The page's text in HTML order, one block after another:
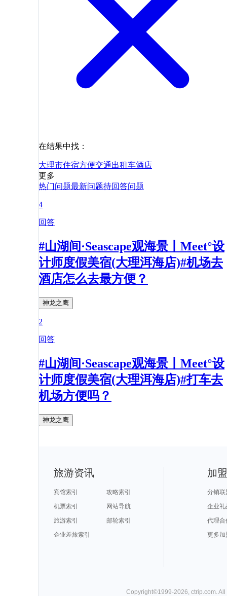
在结果中找：
大理市住宿方便交通出租车酒店
更多
热门问题最新问题待回答问题
4
回答
#山湖间·Seascape观海景丨Meet°设
计师度假美宿(大理洱海店)#机场去
酒店怎么去最方便？
神龙之鹰
2
回答
#山湖间·Seascape观海景丨Meet°设
计师度假美宿(大理洱海店)#打车去
机场方便吗？
神龙之鹰
旅游资讯
宾馆索引
攻略索引
机票索引
网站导航
旅游索引
邮轮索引
企业差旅索引
加
分销联
企业礼
代理合
更多加
Copyright©1999-2026 ctrip.com .